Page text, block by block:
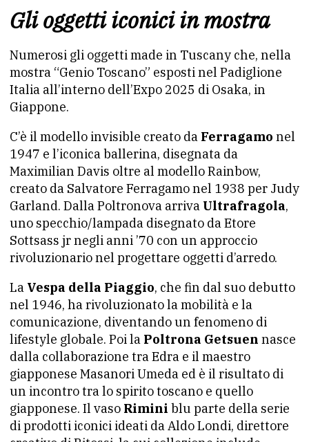
Gli oggetti iconici in mostra
Numerosi gli oggetti made in Tuscany che, nella
mostra “Genio Toscano” esposti nel Padiglione
Italia all’interno dell’Expo 2025 di Osaka, in
Giappone.
C’è il modello invisible creato da Ferragamo nel
1947 e l’iconica ballerina, disegnata da
Maximilian Davis oltre al modello Rainbow,
creato da Salvatore Ferragamo nel 1938 per Judy
Garland. Dalla Poltronova arriva Ultrafragola,
uno specchio/lampada disegnato da Etore
Sottsass jr negli anni ’70 con un approccio
rivoluzionario nel progettare oggetti d’arredo.
La Vespa della Piaggio, che fin dal suo debutto
nel 1946, ha rivoluzionato la mobilità e la
comunicazione, diventando un fenomeno di
lifestyle globale. Poi la Poltrona Getsuen nasce
dalla collaborazione tra Edra e il maestro
giapponese Masanori Umeda ed è il risultato di
un incontro tra lo spirito toscano e quello
giapponese. Il vaso Rimini blu parte della serie
di prodotti iconici ideati da Aldo Londi, direttore